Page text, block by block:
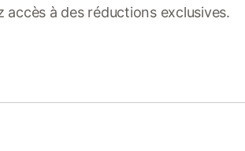
accès à des réductions exclusives.